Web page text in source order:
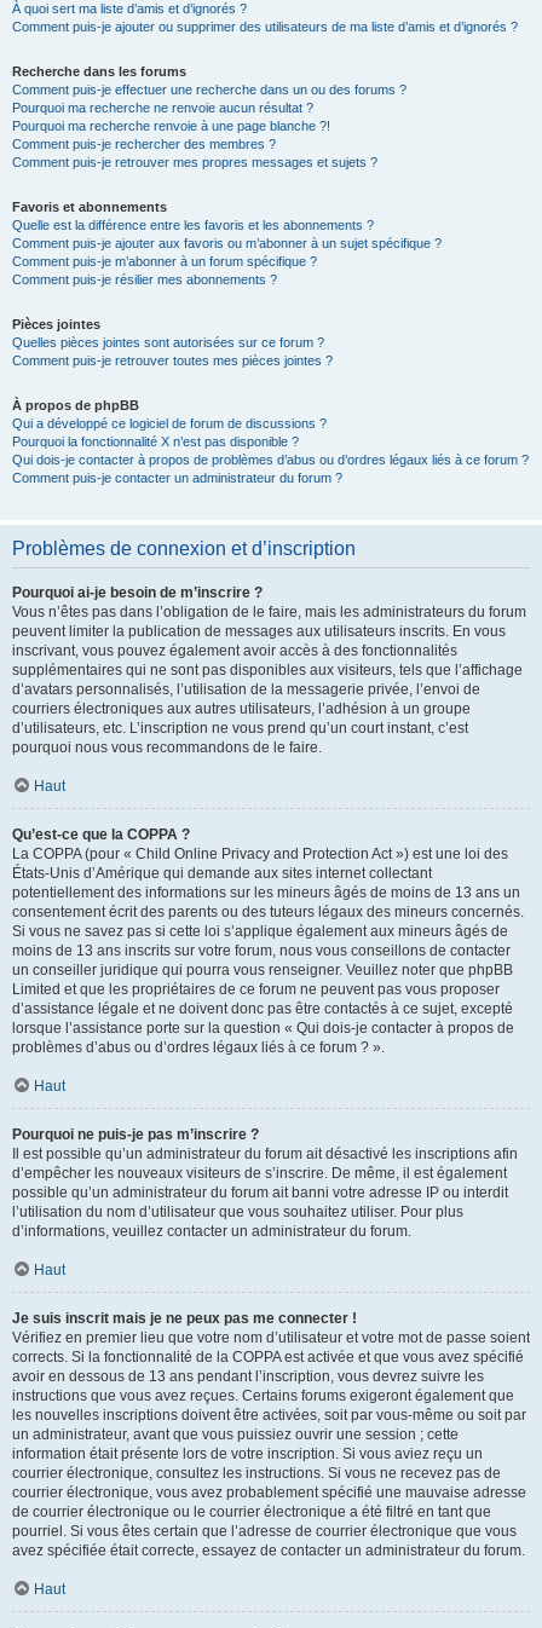
À quoi sert ma liste d’amis et d’ignorés ?
Comment puis-je ajouter ou supprimer des utilisateurs de ma liste d’amis et d’ignorés ?
Recherche dans les forums
Comment puis-je effectuer une recherche dans un ou des forums ?
Pourquoi ma recherche ne renvoie aucun résultat ?
Pourquoi ma recherche renvoie à une page blanche ?!
Comment puis-je rechercher des membres ?
Comment puis-je retrouver mes propres messages et sujets ?
Favoris et abonnements
Quelle est la différence entre les favoris et les abonnements ?
Comment puis-je ajouter aux favoris ou m’abonner à un sujet spécifique ?
Comment puis-je m’abonner à un forum spécifique ?
Comment puis-je résilier mes abonnements ?
Pièces jointes
Quelles pièces jointes sont autorisées sur ce forum ?
Comment puis-je retrouver toutes mes pièces jointes ?
À propos de phpBB
Qui a développé ce logiciel de forum de discussions ?
Pourquoi la fonctionnalité X n’est pas disponible ?
Qui dois-je contacter à propos de problèmes d’abus ou d’ordres légaux liés à ce forum ?
Comment puis-je contacter un administrateur du forum ?
Problèmes de connexion et d’inscription
Pourquoi ai-je besoin de m’inscrire ?
Vous n’êtes pas dans l’obligation de le faire, mais les administrateurs du forum
peuvent limiter la publication de messages aux utilisateurs inscrits. En vous
inscrivant, vous pouvez également avoir accès à des fonctionnalités
supplémentaires qui ne sont pas disponibles aux visiteurs, tels que l’affichage
d’avatars personnalisés, l’utilisation de la messagerie privée, l’envoi de
courriers électroniques aux autres utilisateurs, l’adhésion à un groupe
d’utilisateurs, etc. L’inscription ne vous prend qu’un court instant, c’est
pourquoi nous vous recommandons de le faire.
Haut
Qu’est-ce que la COPPA ?
La COPPA (pour « Child Online Privacy and Protection Act ») est une loi des
États-Unis d’Amérique qui demande aux sites internet collectant
potentiellement des informations sur les mineurs âgés de moins de 13 ans un
consentement écrit des parents ou des tuteurs légaux des mineurs concernés.
Si vous ne savez pas si cette loi s’applique également aux mineurs âgés de
moins de 13 ans inscrits sur votre forum, nous vous conseillons de contacter
un conseiller juridique qui pourra vous renseigner. Veuillez noter que phpBB
Limited et que les propriétaires de ce forum ne peuvent pas vous proposer
d’assistance légale et ne doivent donc pas être contactés à ce sujet, excepté
lorsque l’assistance porte sur la question « Qui dois-je contacter à propos de
problèmes d’abus ou d’ordres légaux liés à ce forum ? ».
Haut
Pourquoi ne puis-je pas m’inscrire ?
Il est possible qu’un administrateur du forum ait désactivé les inscriptions afin
d’empêcher les nouveaux visiteurs de s’inscrire. De même, il est également
possible qu’un administrateur du forum ait banni votre adresse IP ou interdit
l’utilisation du nom d’utilisateur que vous souhaitez utiliser. Pour plus
d’informations, veuillez contacter un administrateur du forum.
Haut
Je suis inscrit mais je ne peux pas me connecter !
Vérifiez en premier lieu que votre nom d’utilisateur et votre mot de passe soient
corrects. Si la fonctionnalité de la COPPA est activée et que vous avez spécifié
avoir en dessous de 13 ans pendant l’inscription, vous devrez suivre les
instructions que vous avez reçues. Certains forums exigeront également que
les nouvelles inscriptions doivent être activées, soit par vous-même ou soit par
un administrateur, avant que vous puissiez ouvrir une session ; cette
information était présente lors de votre inscription. Si vous aviez reçu un
courrier électronique, consultez les instructions. Si vous ne recevez pas de
courrier électronique, vous avez probablement spécifié une mauvaise adresse
de courrier électronique ou le courrier électronique a été filtré en tant que
pourriel. Si vous êtes certain que l’adresse de courrier électronique que vous
avez spécifiée était correcte, essayez de contacter un administrateur du forum.
Haut